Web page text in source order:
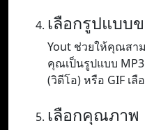
เลือกรูปแบบ
Yout ช่วยให้คุณสา
คุณเป็นรูปแบบ MP3
(วิดีโอ) หรือ GIF เ
เลือกคุณภาพ